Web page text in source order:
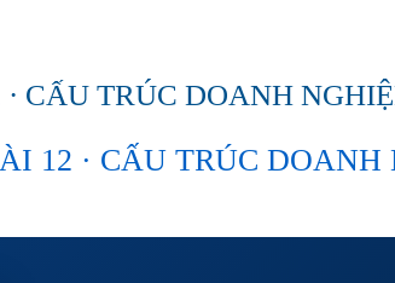
CẤU TRÚC DOANH
12 · CẤU TRÚC